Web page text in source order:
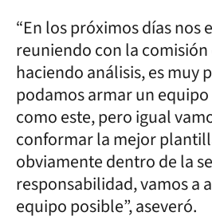
“En los próximos días nos
reuniendo con la
haciendo análisis, es muy
podamos armar un
como este, pero igual
conformar la mejor
obviamente dentro de la
responsabilidad, vamos a
equipo posible”, aseveró.